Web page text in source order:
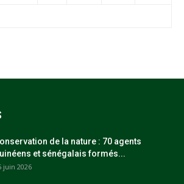
de la nature : 70 agents
et sénégalais formés...
juin 2026